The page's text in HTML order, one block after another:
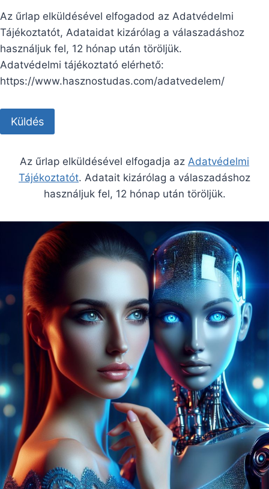
Az űrlap elküldésével elfogadod az Adatvédelmi
Tájékoztatót, Adataidat kizárólag a válaszadáshoz
használjuk fel, 12 hónap után töröljük.
Adatvédelmi tájékoztató elérhető:
https://www.hasznostudas.com/adatvedelem/
Az űrlap elküldésével elfogadja az Adatvédelmi
Tájékoztatót. Adatait kizárólag a válaszadáshoz
használjuk fel, 12 hónap után töröljük.